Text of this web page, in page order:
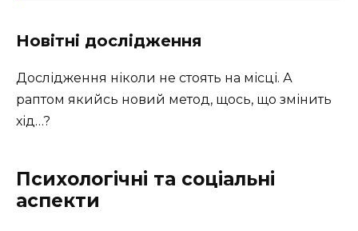
Новітні дослідження
Дослідження ніколи не стоять на місці. А
раптом якийсь новий метод, щось, що змінить
хід…?
Психологічні та соціальні
аспекти